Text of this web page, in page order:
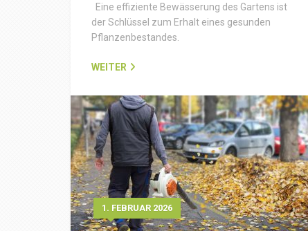
Eine effiziente Bewässerung des Gartens ist
der Schlüssel zum Erhalt eines gesunden
Pflanzenbestandes.
WEITER
1. FEBRUAR 2026